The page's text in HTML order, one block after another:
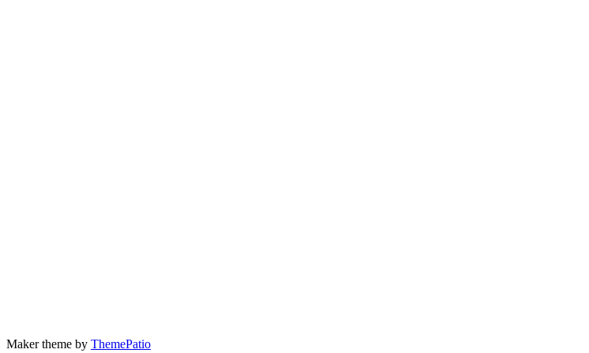
Maker theme by ThemePatio